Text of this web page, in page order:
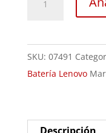
Tab
3
710F
SKU: 07491
Batería Lenovo